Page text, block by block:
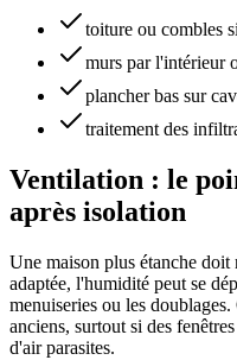
toiture ou combles
murs par l'intérieur
plancher bas sur
traitement des
Ventilation : le
après isolation
Une maison plus étanche doit
adaptée, l'humidité peut se
menuiseries ou les
anciens, surtout si des
d'air parasites.